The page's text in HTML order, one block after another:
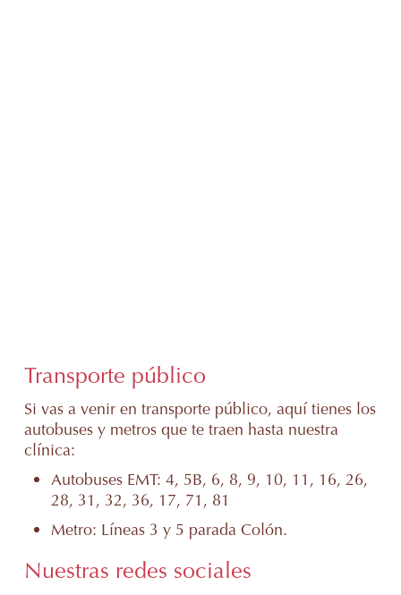
Transporte público
Si vas a venir en transporte público, aquí tienes los
autobuses y metros que te traen hasta nuestra
clínica:
Autobuses EMT: 4, 5B, 6, 8, 9, 10, 11, 16, 26,
28, 31, 32, 36, 17, 71, 81
Metro: Líneas 3 y 5 parada Colón.
Nuestras redes sociales